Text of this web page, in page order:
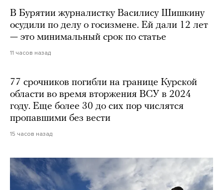
В Бурятии журналистку Василису Шишкину
осудили по делу о госизмене. Ей дали 12 лет
— это минимальный срок по статье
11 часов назад
77 срочников погибли на границе Курской
области во время вторжения ВСУ в 2024
году. Еще более 30 до сих пор числятся
пропавшими без вести
15 часов назад